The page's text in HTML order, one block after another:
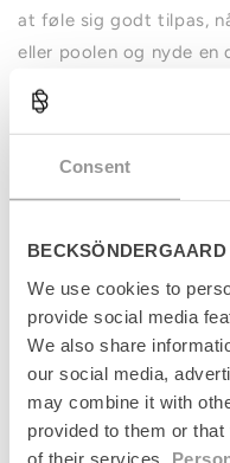
Consent
We use cookies to
provide social media
We also share
our social media,
may combine it with
provided to them or
of their services.
at føle sig godt tilpas,
eller poolen og nyde
badedragt er et must til
kan derfor finde den
Med de perfekte
Så snart det bliver
om vi er hjemme i
er det vigtigt, at man
bl.a. indebærer flotte
nogle forskellige typer
med. Det er nemlig